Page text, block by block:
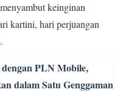
keinginan
kartini, hari perjuangan
PLN Mobile,
dalam Satu Genggaman